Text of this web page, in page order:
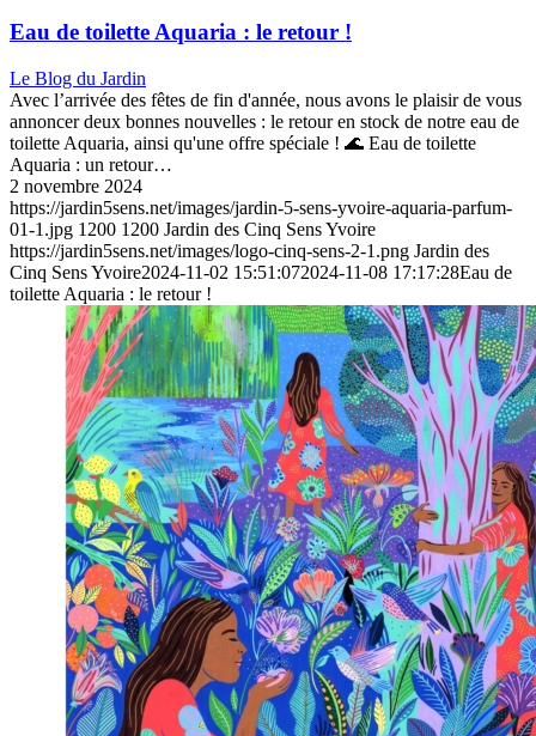
Eau de toilette Aquaria : le retour !
Le Blog du Jardin
Avec l’arrivée des fêtes de fin d'année, nous avons le plaisir de vous
annoncer deux bonnes nouvelles : le retour en stock de notre eau de
toilette Aquaria, ainsi qu'une offre spéciale ! 🌊 Eau de toilette
Aquaria : un retour…
2 novembre 2024
https://jardin5sens.net/images/jardin-5-sens-yvoire-aquaria-parfum-
01-1.jpg 1200 1200 Jardin des Cinq Sens Yvoire
https://jardin5sens.net/images/logo-cinq-sens-2-1.png Jardin des
Cinq Sens Yvoire2024-11-02 15:51:072024-11-08 17:17:28Eau de
toilette Aquaria : le retour !